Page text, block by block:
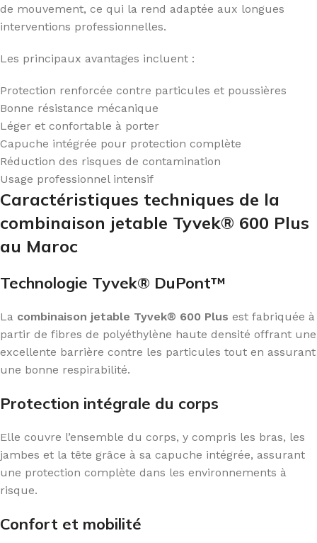
de mouvement, ce qui la rend adaptée aux longues
interventions professionnelles.
Les principaux avantages incluent :
Protection renforcée contre particules et poussières
Bonne résistance mécanique
Léger et confortable à porter
Capuche intégrée pour protection complète
Réduction des risques de contamination
Usage professionnel intensif
Caractéristiques techniques de la
combinaison jetable Tyvek® 600 Plus
au Maroc
Technologie Tyvek® DuPont™
La combinaison jetable Tyvek® 600 Plus est fabriquée à
partir de fibres de polyéthylène haute densité offrant une
excellente barrière contre les particules tout en assurant
une bonne respirabilité.
Protection intégrale du corps
Elle couvre l’ensemble du corps, y compris les bras, les
jambes et la tête grâce à sa capuche intégrée, assurant
une protection complète dans les environnements à
risque.
Confort et mobilité